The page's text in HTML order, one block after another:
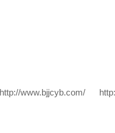
www.bjjcyb.com/http://